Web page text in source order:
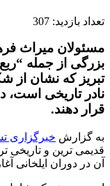
تعداد بازدید: 307
مسئولان میراث
بزرگی از جمله
تبریز که نشان از
نادر تاریخی است،
قرار دهند.
به گزارش خبرگزاری
قدیمی ترین و تاریخی
آن در دوران ایلخانی